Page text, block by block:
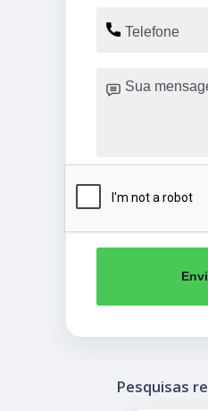
Pesquisas